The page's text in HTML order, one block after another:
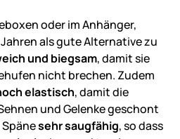
oder im Anhänger,
als gute Alternative zu
und biegsam, damit sie
nicht brechen. Zudem
elastisch, damit die
und Gelenke geschont
sehr saugfähig, so dass